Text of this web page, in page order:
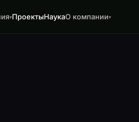
▾ПроектыНаукаО компании▾